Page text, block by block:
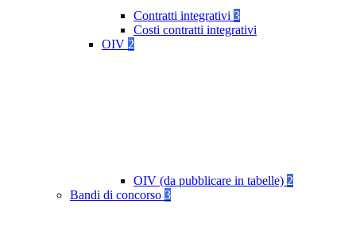
Contratti integrativi 3
Costi contratti integrativi
OIV 2
OIV (da pubblicare in tabelle) 2
Bandi di concorso 3